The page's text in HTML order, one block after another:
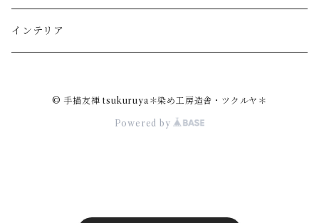
印鑑ケース
インテリア
© 手描友禅 tsukuruya＊染め工房造舎・ツクルヤ＊
Powered by